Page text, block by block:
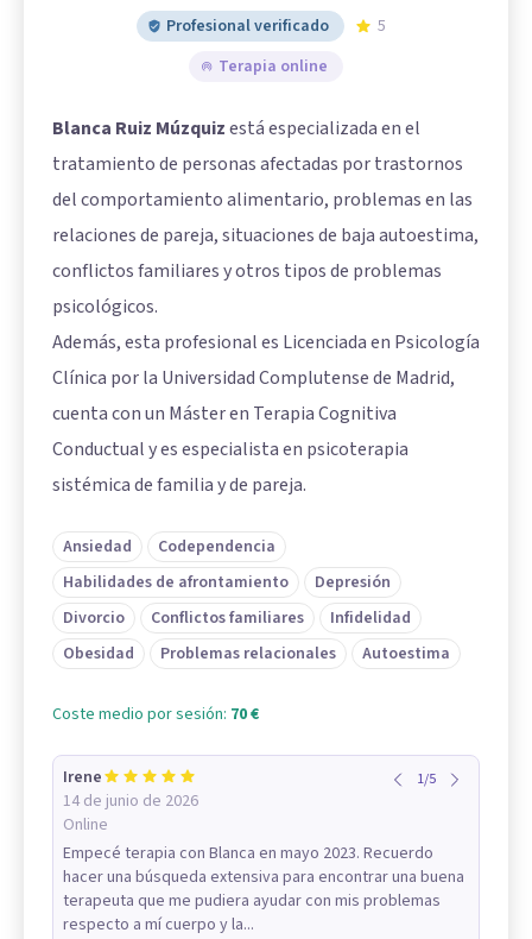
Profesional verificado
5
Terapia online
Blanca Ruiz Múzquizestá especializada en el
tratamiento de personas afectadas por trastornos
del comportamiento alimentario, problemas en las
relaciones de pareja, situaciones de baja autoestima,
conflictos familiares y otros tipos de problemas
psicológicos.
Además, esta profesional es Licenciada en Psicología
Clínica por la Universidad Complutense de Madrid,
cuenta con un Máster en Terapia Cognitiva
Conductual y es especialista en psicoterapia
sistémica de familia y de pareja.
Ansiedad
Codependencia
Habilidades de afrontamiento
Depresión
Divorcio
Conflictos familiares
Infidelidad
Obesidad
Problemas relacionales Autoestima
Coste medio por sesión: 70 €
Irene
14 de junio de 2026
Online
1/5
Empecé terapia con Blanca en mayo 2023. Recuerdo
hacer una búsqueda extensiva para encontrar una buena
terapeuta que me pudiera ayudar con mis problemas
respecto a mí cuerpo y la...